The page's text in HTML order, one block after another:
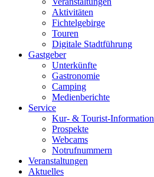
Akti­vi­tä­ten
Fich­tel­ge­bir­ge
Tou­ren
Digi­ta­le Stadtführung
Gast­ge­ber
Unter­künf­te
Gas­tro­no­mie
Cam­ping
Medi­en­be­rich­te
Ser­vice
Kur- & Tourist-Information
Pro­spek­te
Web­cams
Not­ruf­num­mern
Ver­an­stal­tun­gen
Aktu­el­les